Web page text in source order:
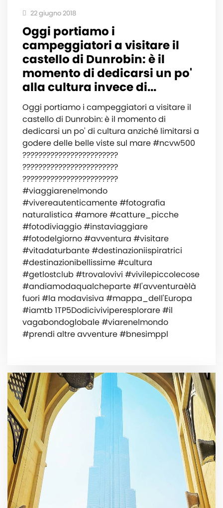
22 giugno 2018
Oggi portiamo i
campeggiatori a visitare il
castello di Dunrobin: è il
momento di dedicarsi un po'
alla cultura invece di...
Oggi portiamo i campeggiatori a visitare il
castello di Dunrobin: è il momento di
dedicarsi un po' di cultura anziché limitarsi a
godere delle belle viste sul mare #ncvw500
????????????????????????
????????????????????????
????????????????????????
#viaggiarenelmondo
#vivereautenticamente #fotografia
naturalistica #amore #catture_picche
#fotodiviaggio #instaviaggiare
#fotodelgiorno #avventura #visitare
#vitadaturbante #destinazioniispiratrici
#destinazionibellissime #cultura
#getlostclub #trovalovivi #vivilepiccolecose
#andiamodaqualcheparte #l'avventuraèlà
fuori #la modavisiva #mappa_dell'Europa
#iamtb 1TP5Dodiciviviperesplorare #il
vagabondoglobale #viarenelmondo
#prendi altre avventure #bnesimppl